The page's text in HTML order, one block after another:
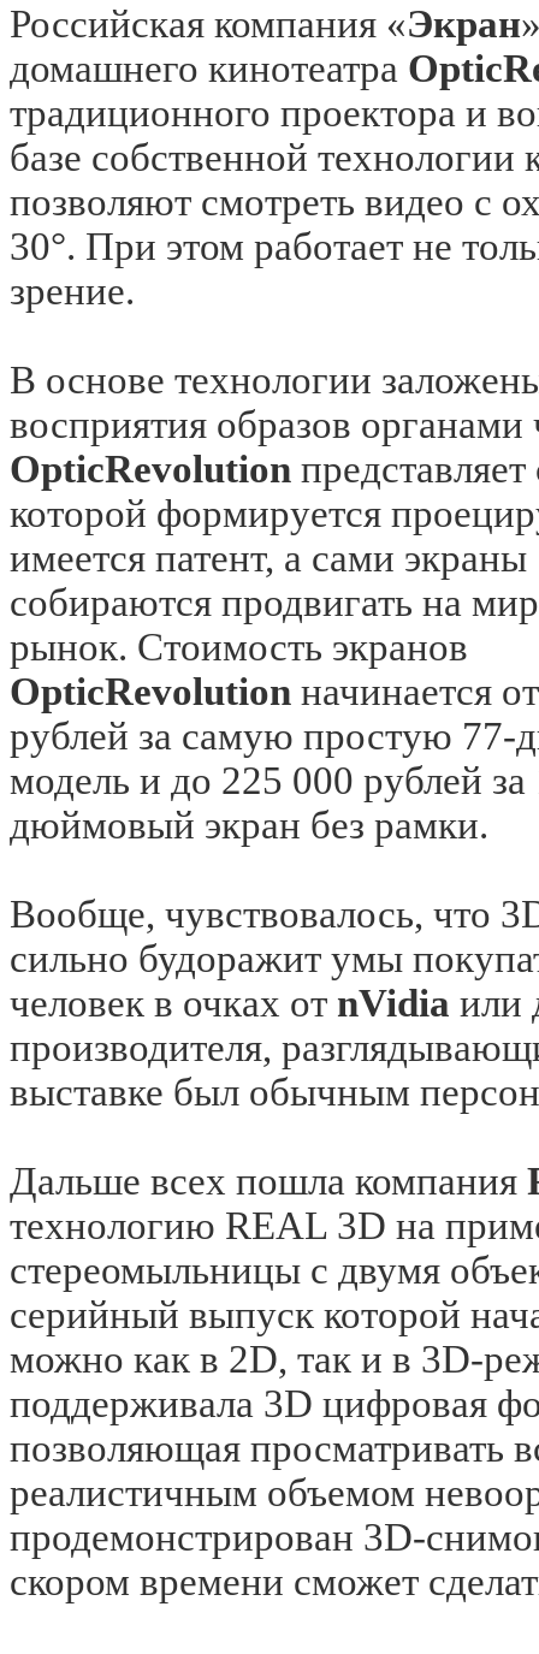
Российская компания «Экран
домашнего кинотеатра
традиционного проектора и
базе собственной
позволяют смотреть видео с
30°. При этом работает не
зрение.
В основе технологии
восприятия образов
OpticRevolution
которой формируется
имеется патент, а сами экраны
собираются продвигать на
рынок. Стоимость экранов
OpticRevolution начинается
рублей за самую простую
модель и до 225 000 рублей за
дюймовый экран без рамки.
Вообще, чувствовалось, что
сильно будоражит умы
человек в очках от nVidia или
производителя,
выставке был обычным
Дальше всех пошла компания
технологию REAL 3D на
стереомыльницы с двумя
серийный выпуск которой
можно как в 2D, так и в 3D-
поддерживала 3D цифровая
позволяющая просматривать
реалистичным объемом
продемонстрирован 3D-
скором времени сможет